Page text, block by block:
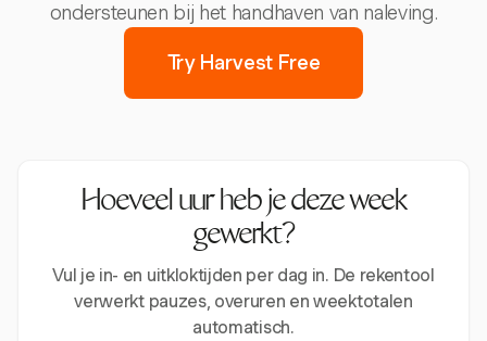
ondersteunen bij het handhaven van naleving.
Try Harvest Free
Hoeveel uur heb je deze week
gewerkt?
Vul je in- en uitkloktijden per dag in. De rekentool
verwerkt pauzes, overuren en weektotalen
automatisch.